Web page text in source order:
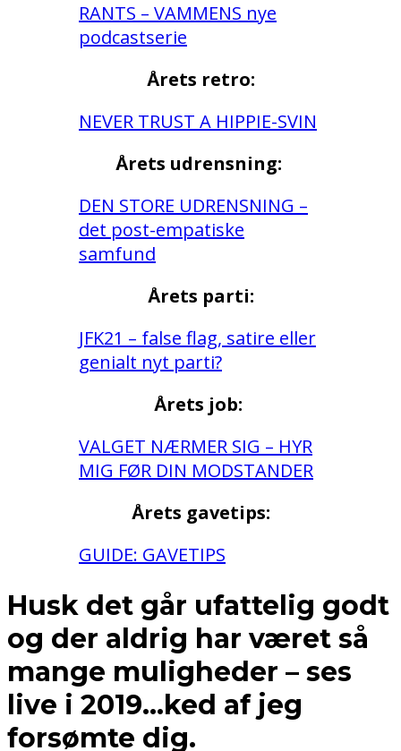
RANTS – VAMMENS nye
podcastserie
Årets retro:
NEVER TRUST A HIPPIE-SVIN
Årets udrensning:
DEN STORE UDRENSNING –
det post-empatiske
samfund
Årets parti:
JFK21 – false flag, satire eller
genialt nyt parti?
Årets job:
VALGET NÆRMER SIG – HYR
MIG FØR DIN MODSTANDER
Årets gavetips:
GUIDE: GAVETIPS
Husk det går ufattelig godt
og der aldrig har været så
mange muligheder – ses
live i 2019…ked af jeg
forsømte dig.